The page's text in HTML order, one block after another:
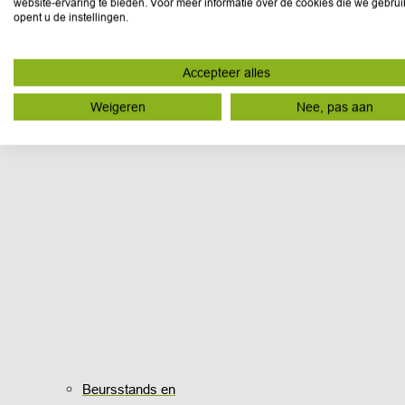
Beursstands en
website-ervaring te bieden. Voor meer informatie over de cookies die we
opent u de instellingen.
Accepteer alles
Weigeren Nee, pas aan